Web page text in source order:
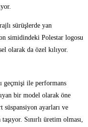
sürüşlerde yan
simidindeki Polestar logosu
olarak da özel kılıyor.
geçmişi ile performans
bir model olarak öne
ayarları ve
Sınırlı üretim olması,